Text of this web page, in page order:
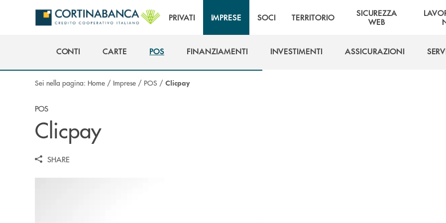
Salta al contenuto principale
PRIVATI IMPRESE SOCI TERRITORIO
SICUREZZA
WEB
CONTI
CARTE
POS
FINANZIAMENTI
INVESTIMENTI
ASSICURAZIONI
Sei nella pagina: Home / Imprese / POS / Clicpay
POS
Clicpay
SHARE